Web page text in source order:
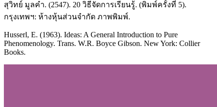
สุวิทย์ มูลคำ. (2547). 20 วิธีจัดการเรียนรู้. (พิมพ์ครั้งที่ 5).
กรุงเทพฯ: ห้างหุ้นส่วนจำกัด ภาพพิมพ์.
Husserl, E. (1963). Ideas: A General Introduction to Pure
Phenomenology. Trans. W.R. Boyce Gibson. New York: Collier
Books.